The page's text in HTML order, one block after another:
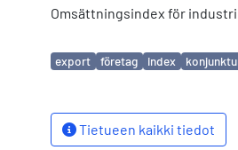
Omsättningsindex för
Avainsanat
export företag index
Tietueen kaikki tiedot